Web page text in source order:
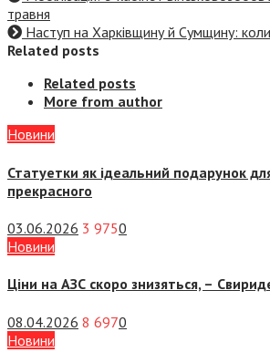
травня
Наступ на Харківщину й Сумщину:
Related posts
Related posts
More from author
Новини
Статуетки як ідеальний подарунок
прекрасного
03.06.2026 3 9750
Новини
Ціни на АЗС скоро знизяться, –
08.04.2026 8 6970
Новини